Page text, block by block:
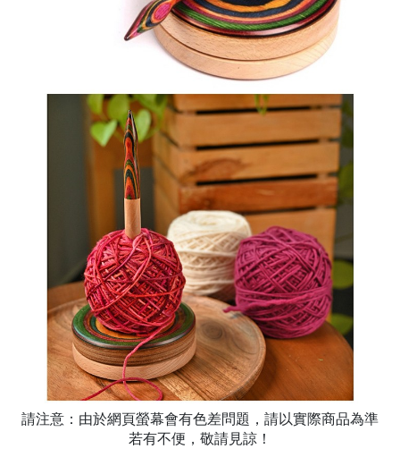
請注意：由於網頁螢幕會有色差問題，請以實際商品為準
若有不便，敬請見諒！